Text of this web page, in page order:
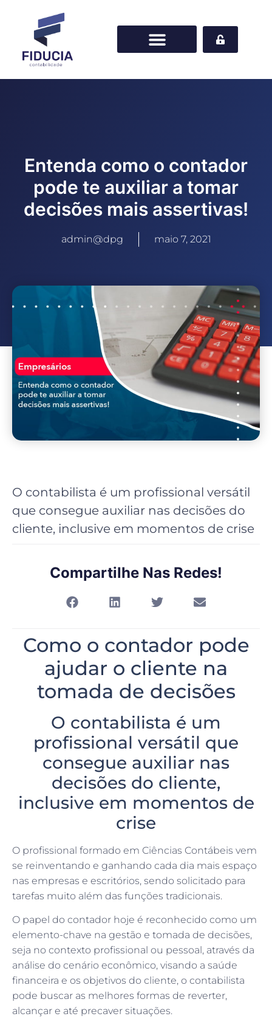
Entenda como o contador
pode te auxiliar a tomar
decisões mais assertivas!
admin@dpg maio 7, 2021
O contabilista é um profissional versátil
que consegue auxiliar nas decisões do
cliente, inclusive em momentos de crise
Compartilhe Nas Redes!
Como o contador pode
ajudar o cliente na
tomada de decisões
O contabilista é um
profissional versátil que
consegue auxiliar nas
decisões do cliente,
inclusive em momentos de
crise
O profissional formado em Ciências Contábeis vem
se reinventando e ganhando cada dia mais espaço
nas empresas e escritórios, sendo solicitado para
tarefas muito além das funções tradicionais.
O papel do contador hoje é reconhecido como um
elemento-chave na gestão e tomada de decisões,
seja no contexto profissional ou pessoal, através da
análise do cenário econômico, visando a saúde
financeira e os objetivos do cliente, o contabilista
pode buscar as melhores formas de reverter,
alcançar e até precaver situações.